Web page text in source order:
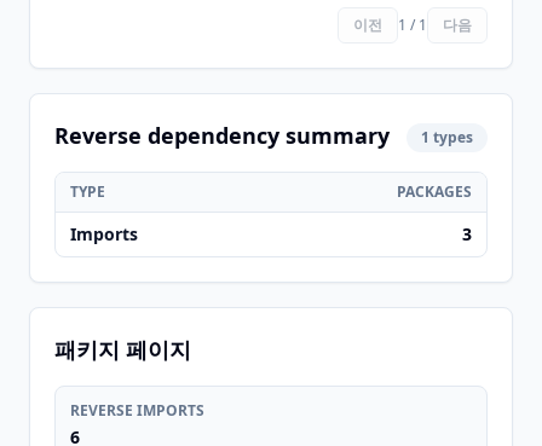
이전 1 / 1 다음
Reverse dependency summary 1 types
TYPE PACKAGES
Imports 3
패키지 페이지
REVERSE IMPORTS
6